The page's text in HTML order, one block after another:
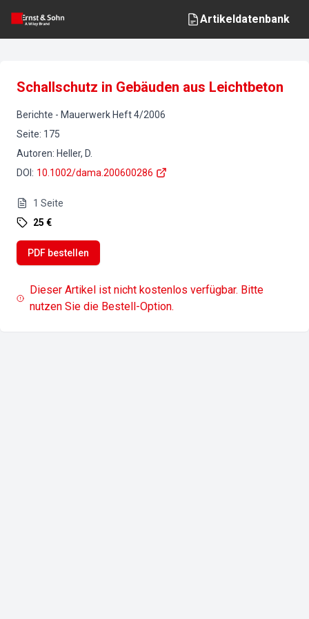
Artikeldatenbank
Schallschutz in Gebäuden aus Leichtbeton
Berichte - Mauerwerk Heft4/2006
Seite: 175
Autoren: Heller, D.
DOI : 10.1002/dama.200600286
1 Seite
25 €
PDF bestellen
Dieser Artikel ist nicht kostenlos verfügbar. Bitte
nutzen Sie die Bestell-Option.